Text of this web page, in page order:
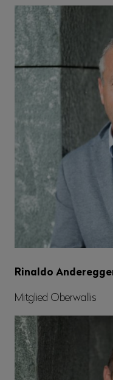
Rinaldo
Mitglied Oberwallis